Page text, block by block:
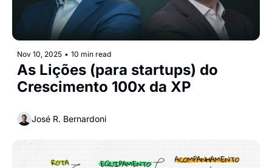
Nov 10, 2025 • 10 min read
As Lições (para startups) do
Crescimento 100x da XP
José R. Bernardoni